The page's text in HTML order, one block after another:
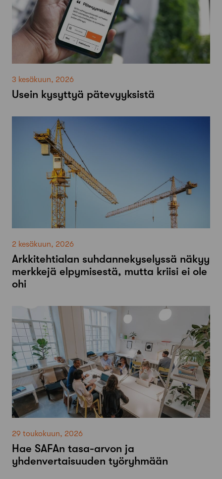
3 kesäkuun, 2026
Usein kysyttyä pätevyyksistä
2 kesäkuun, 2026
Arkkitehtialan suhdannekyselyssä näkyy
merkkejä elpymisestä, mutta kriisi ei ole
ohi
29 toukokuun, 2026
Hae SAFAn tasa-arvon ja
yhdenvertaisuuden työryhmään